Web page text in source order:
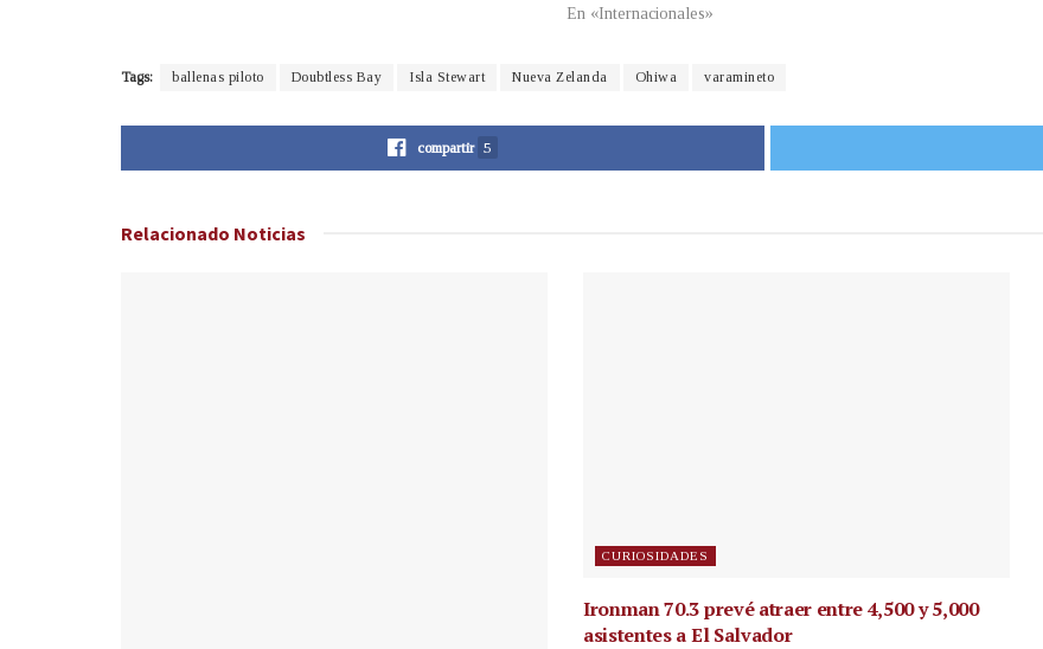
En «Internacionales»
Tags: ballenas piloto Doubtless Bay Isla Stewart Nueva Zelanda Ohiwa varamineto
compartir 5
Relacionado Noticias
CURIOSIDADES
Ironman 70.3 prevé atraer entre 4,500 y 5,000
asistentes a El Salvador